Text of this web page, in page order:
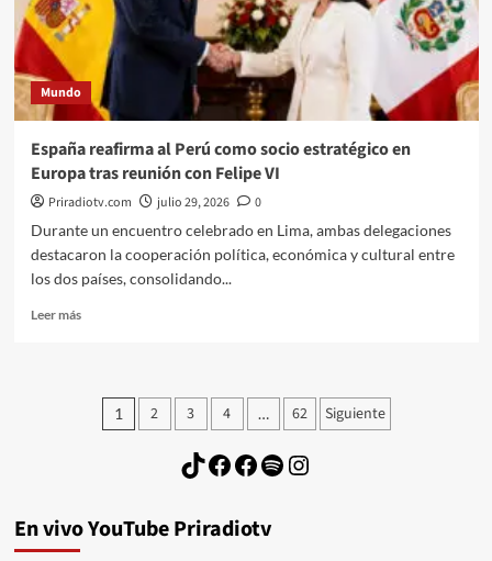
Mundo
España reafirma al Perú como socio estratégico en
Europa tras reunión con Felipe VI
Priradiotv.com julio 29, 2026
0
Durante un encuentro celebrado en Lima, ambas delegaciones
destacaron la cooperación política, económica y cultural entre
los dos países, consolidando...
Leer másLeer
reafirma
en
Europa
Paginación
entradas
1 2 3 4 … 62 Siguiente
TikTok
Facebook
Facebook
Spotify
Instagram
En vivo YouTube Priradiotv